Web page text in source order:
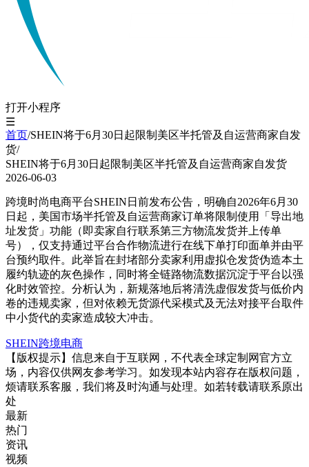
打开小程序
☰
首页/SHEIN将于6月30日起限制美区半托管及自运营商家自发
货/
SHEIN将于6月30日起限制美区半托管及自运营商家自发货
2026-06-03
跨境时尚电商平台SHEIN日前发布公告，明确自2026年6月30
日起，美国市场半托管及自运营商家订单将限制使用「导出地
址发货」功能（即卖家自行联系第三方物流发货并上传单
号），仅支持通过平台合作物流进行在线下单打印面单并由平
台预约取件。此举旨在封堵部分卖家利用虚拟仓发货伪造本土
履约轨迹的灰色操作，同时将全链路物流数据沉淀于平台以强
化时效管控。分析认为，新规落地后将清洗虚假发货与低价内
卷的违规卖家，但对依赖无货源代采模式及无法对接平台取件
中小货代的卖家造成较大冲击。
SHEIN跨境电商
【版权提示】信息来自于互联网，不代表全球定制网官方立
场，内容仅供网友参考学习。如发现本站内容存在版权问题，
烦请联系客服，我们将及时沟通与处理。如若转载请联系原出
处
最新
热门
资讯
视频